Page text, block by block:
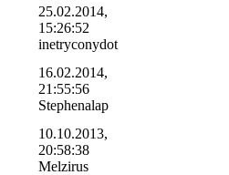
25.02.2014,
15:26:52
inetryconydot
16.02.2014,
21:55:56
Stephenalap
10.10.2013,
20:58:38
Melzirus